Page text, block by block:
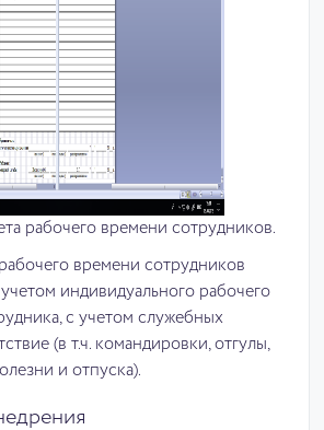
рабочего времени сотрудников.
времени сотрудников
индивидуального рабочего
с учетом служебных
(в т.ч. командировки, отгулы,
и отпуска).